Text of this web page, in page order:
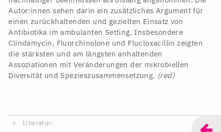
Autor:innen sehen darin ein zusätzliches Argument für
einen zurückhaltenden und gezielten Einsatz von
Antibiotika im ambulanten Setting. Insbesondere
Clindamycin, Fluorchinolone und Flucloxacillin zeigten
die stärksten und am längsten anhaltenden
Assoziationen mit Veränderungen der mikrobiellen
Diversität und Spezieszusammensetzung. (red)
Literatur: